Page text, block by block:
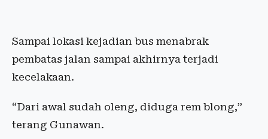
Sampai lokasi kejadian bus menabrak
pembatas jalan sampai akhirnya terjadi
kecelakaan.
“Dari awal sudah oleng, diduga rem blong,”
terang Gunawan.